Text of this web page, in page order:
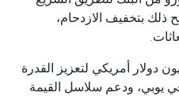
ذلك بتخفيف الازدحام،
سيقدم البنك 50 مليون دولار أمريكي لتعزيز القدرة
يوبي، ودعم سلاسل القيمة